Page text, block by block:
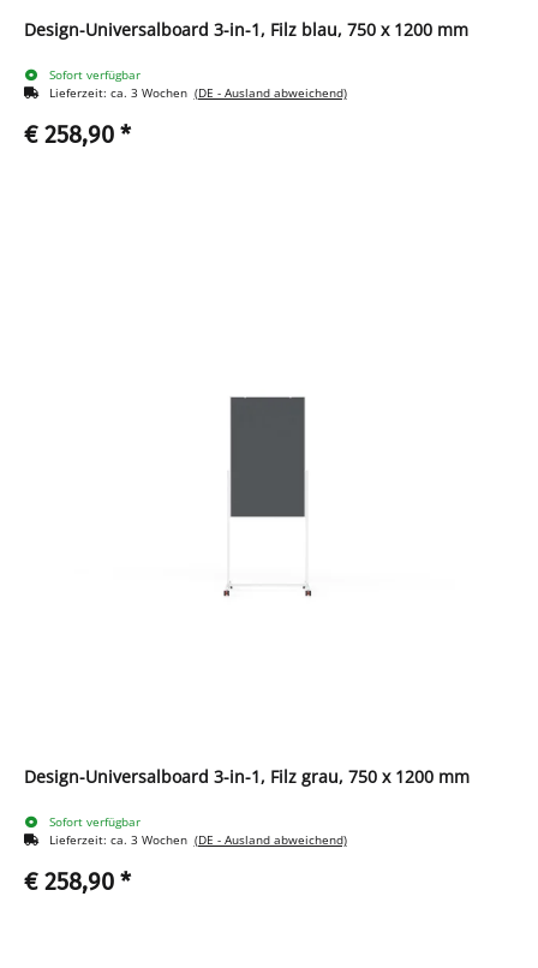
Design-Universalboard 3-in-1, Filz blau, 750 x 1200 mm
Sofort verfügbar
Lieferzeit: ca. 3 Wochen (DE - Ausland abweichend)
€ 258,90 *
Design-Universalboard 3-in-1, Filz grau, 750 x 1200 mm
Sofort verfügbar
Lieferzeit: ca. 3 Wochen (DE - Ausland abweichend)
€ 258,90 *